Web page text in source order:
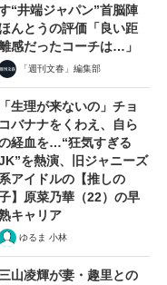
“井端ジャパン”首脳陣
んとうの評価「良い距
感だったコーチは…」
「週刊文春」編集部
「生理が来ないの」チョ
コバナナをくわえ、自ら
経血を…“狂気すぎる
を熱演、旧ジャニーズ
系アイドルの【推しの
】原菜乃華（22）の早
キャリア
ゆるま 小林
三山凌輝が妻・趣里との